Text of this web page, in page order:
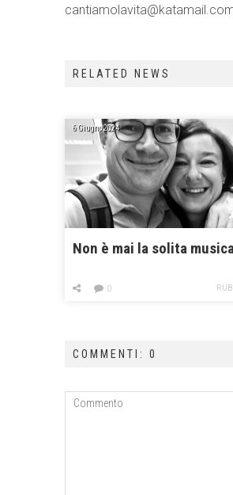
RELATED NEWS
6 Giugno 2024
Non è mai la solita
0
COMMENTI: 0